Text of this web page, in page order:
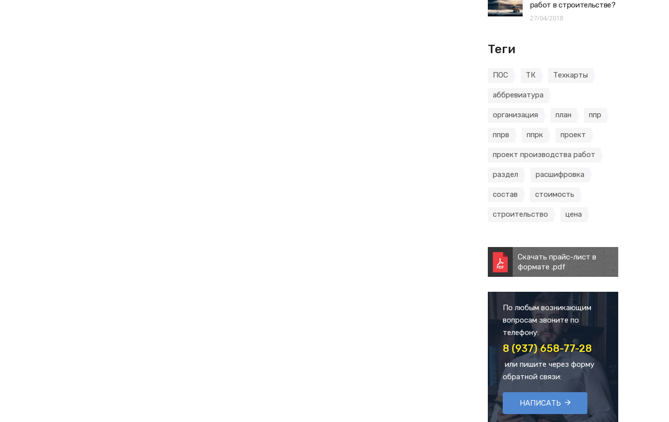
работ в строительстве?
27/04/2018
Теги
ПОС ТК Техкарты
аббревиатура
организация план ппр
ппрв ппрк проект
проект производства работ
раздел расшифровка
состав стоимость
строительство цена
Скачать прайс-лист в
формате .pdf
По любым возникающим
вопросам звоните по
телефону:
8 (937) 658-77-28
или пишите через форму
обратной связи:
НАПИСАТЬ